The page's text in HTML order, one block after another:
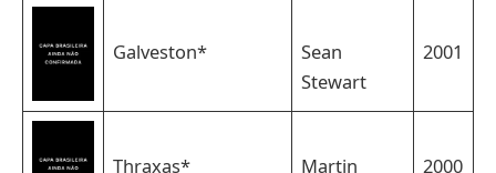
Galveston*
Sean
Stewart
2001
Thraxas*
Martin
2000